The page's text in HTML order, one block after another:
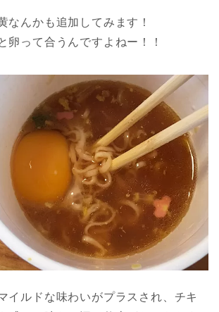
なんかも追加してみます！
卵って合うんですよねー！！
イルドな味わいがプラスされ、チキ